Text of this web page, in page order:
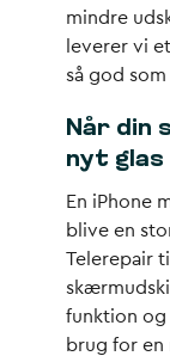
mindre
leverer vi
så god som
Når din
nyt glas
En iPhone
blive en
Telerepair
funktion og
brug for en